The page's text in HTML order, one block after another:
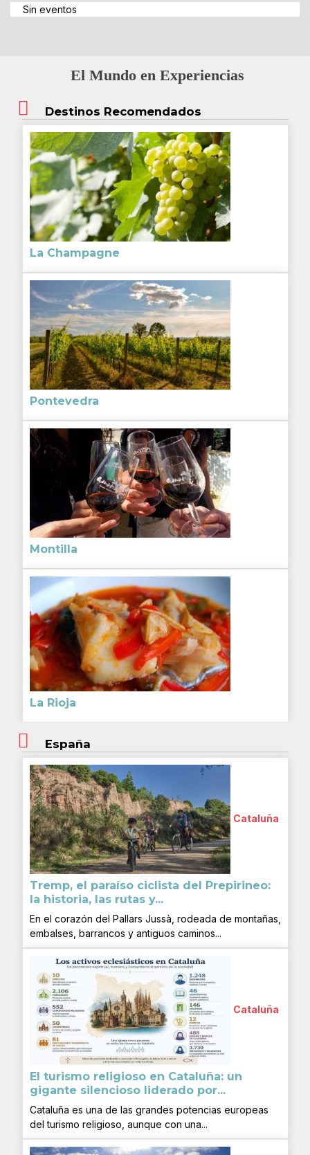
Sin eventos
El Mundo en Experiencias
Destinos Recomendados
La Champagne
Pontevedra
Montilla
La Rioja
España
Cataluña
Tremp, el paraíso ciclista del Prepirineo:
la historia, las rutas y...
En el corazón del Pallars Jussà, rodeada de montañas,
embalses, barrancos y antiguos caminos...
Cataluña
El turismo religioso en Cataluña: un
gigante silencioso liderado por...
Cataluña es una de las grandes potencias europeas
del turismo religioso, aunque con una...